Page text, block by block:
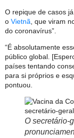
O repique de casos
o Vietnã , que viram
do coronavírus”.
“É absolutamente
público global.
países tentando
para si próprios e
pontuou.
O secretário-